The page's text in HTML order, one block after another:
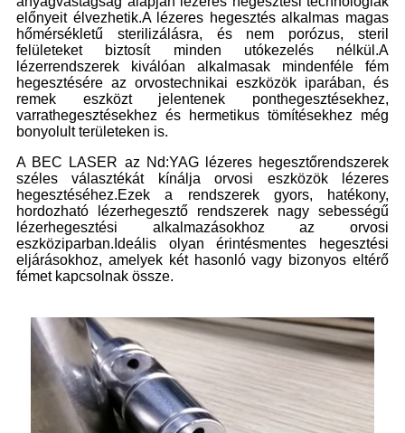
előnyeit élvezhetik.A lézeres hegesztés alkalmas magas
hőmérsékletű sterilizálásra, és nem porózus, steril
felületeket biztosít minden utókezelés nélkül.A
lézerrendszerek kiválóan alkalmasak mindenféle fém
hegesztésére az orvostechnikai eszközök iparában, és
remek eszközt jelentenek ponthegesztésekhez,
varrathegesztésekhez és hermetikus tömítésekhez még
bonyolult területeken is.
A BEC LASER az Nd:YAG lézeres hegesztőrendszerek
széles választékát kínálja orvosi eszközök lézeres
hegesztéséhez.Ezek a rendszerek gyors, hatékony,
hordozható lézerhegesztő rendszerek nagy sebességű
lézerhegesztési alkalmazásokhoz az orvosi
eszköziparban.Ideális olyan érintésmentes hegesztési
eljárásokhoz, amelyek két hasonló vagy bizonyos eltérő
fémet kapcsolnak össze.